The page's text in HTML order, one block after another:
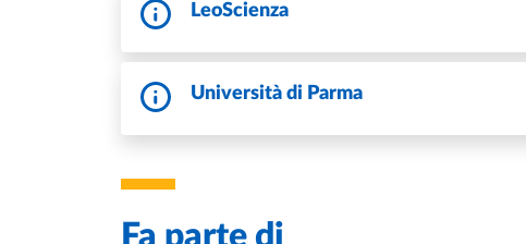
LeoScienza
Università di Parma
Fa parte di